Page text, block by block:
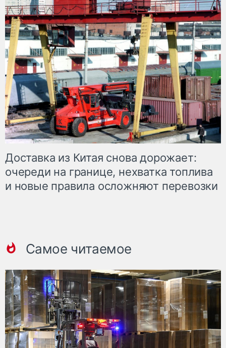
Доставка из Китая снова дорожает:
очереди на границе, нехватка топлива
и новые правила осложняют перевозки
Самое читаемое